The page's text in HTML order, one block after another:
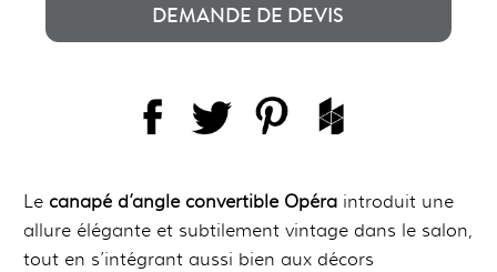
DEMANDE DE DEVIS
Le canapé d’angle convertible Opéra introduit une
allure élégante et subtilement vintage dans le salon,
tout en s’intégrant aussi bien aux décors